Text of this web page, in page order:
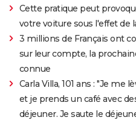
Cette pratique peut
votre voiture sous l'effet de
3 millions de Français ont
sur leur compte, la
connue
Carla Villa, 101 ans : "Je
et je prends un café avec
déjeuner. Je saute le